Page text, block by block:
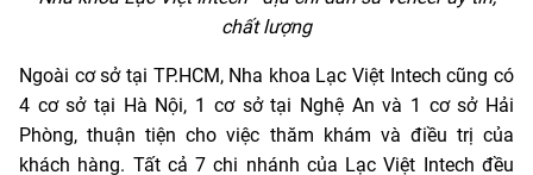
chất lượng
Ngoài cơ sở tại TP.HCM, Nha khoa Lạc Việt Intech cũng có
4 cơ sở tại Hà Nội, 1 cơ sở tại Nghệ An và 1 cơ sở Hải
Phòng, thuận tiện cho việc thăm khám và điều trị của
khách hàng. Tất cả 7 chi nhánh của Lạc Việt Intech đều